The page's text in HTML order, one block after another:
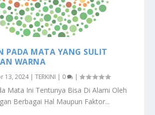
PADA MATA YANG SULIT
WARNA
13, 2024|TERKINI | 0 |
Mata Ini Tentunya Bisa Di Alami Oleh
Berbagai Hal Maupun Faktor...